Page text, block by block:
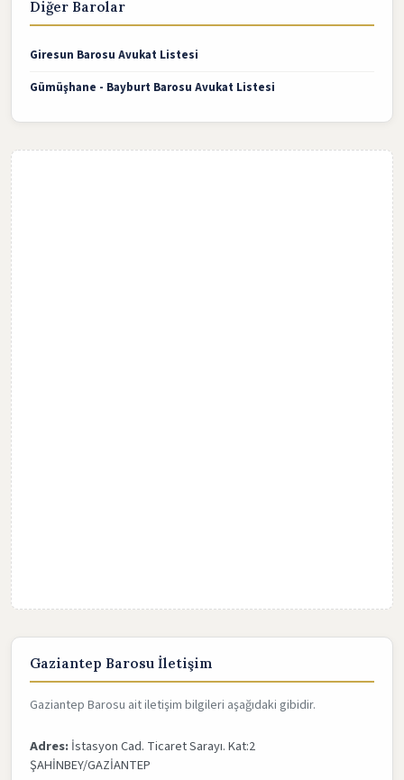
Diğer Barolar
Giresun Barosu Avukat Listesi
Gümüşhane - Bayburt Barosu Avukat Listesi
Gaziantep Barosu İletişim
Gaziantep Barosu ait iletişim bilgileri aşağıdaki gibidir.
Adres: İstasyon Cad. Ticaret Sarayı. Kat:2
ŞAHİNBEY/GAZİANTEP